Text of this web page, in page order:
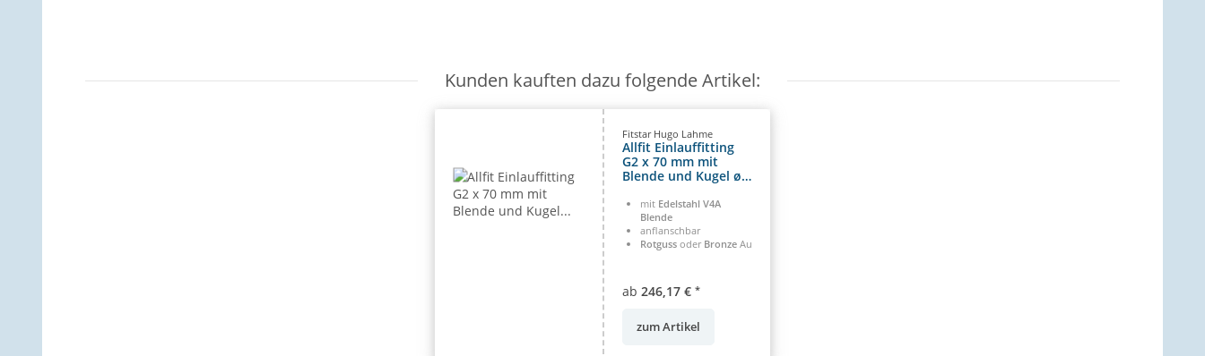
Kunden kauften dazu folgende Artikel:
Fitstar Hugo Lahme
Allfit Einlauffitting
G2 x 70 mm mit
Blende und Kugel ø
mit Edelstahl V4A
Blende
anflanschbar
Rotguss oder Bronze Ausführung
ab 246,17 € *
zum Artikel